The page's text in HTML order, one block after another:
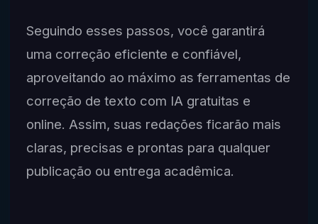
Seguindo esses passos, você garantirá
uma correção eficiente e confiável,
aproveitando ao máximo as ferramentas de
correção de texto com IA gratuitas e
online. Assim, suas redações ficarão mais
claras, precisas e prontas para qualquer
publicação ou entrega acadêmica.